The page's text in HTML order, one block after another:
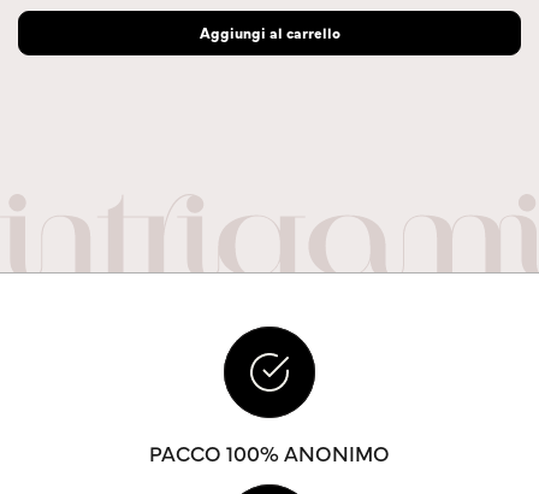
Aggiungi al carrello
PACCO 100% ANONIMO